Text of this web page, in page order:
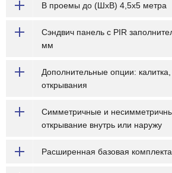
В проемы до (ШхВ) 4,5х5 метра
Сэндвич панель с PIR
мм
Дополнительные опции: калитка,
открывания
Симметричные и
открывание внутрь или наружу
Расширенная базовая